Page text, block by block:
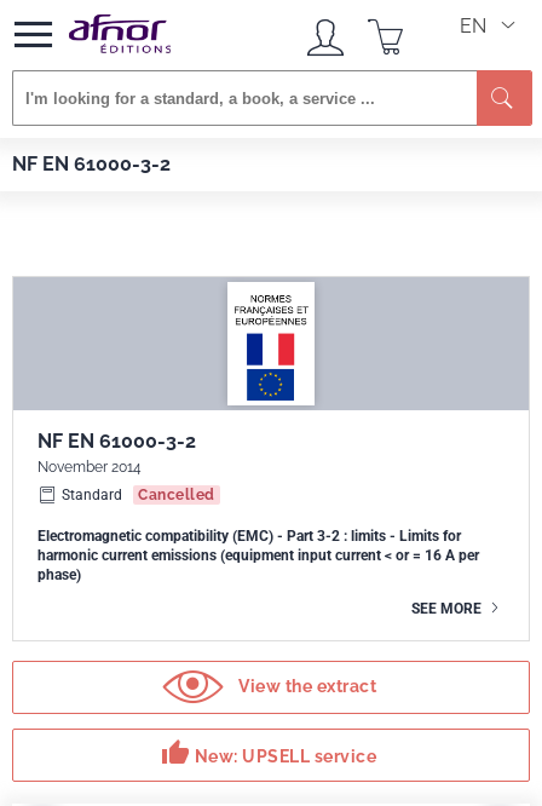
EN
NF EN 61000-3-2
Afnor EDITIONS Standards
NF EN 61000-3-2
November 2014
Standard
Cancelled
Electromagnetic compatibility (EMC) - Part 3-2 : limits - Limits for
harmonic current emissions (equipment input current < or = 16 A per
phase)
SEE MORE
View the extract
thumb_up New: UPSELL service